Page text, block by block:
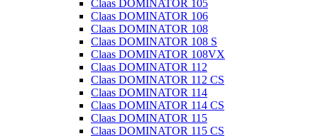
Claas DOMINATOR 105
Claas DOMINATOR 106
Claas DOMINATOR 108
Claas DOMINATOR 108 S
Claas DOMINATOR 108VX
Claas DOMINATOR 112
Claas DOMINATOR 112 CS
Claas DOMINATOR 114
Claas DOMINATOR 114 CS
Claas DOMINATOR 115
Claas DOMINATOR 115 CS